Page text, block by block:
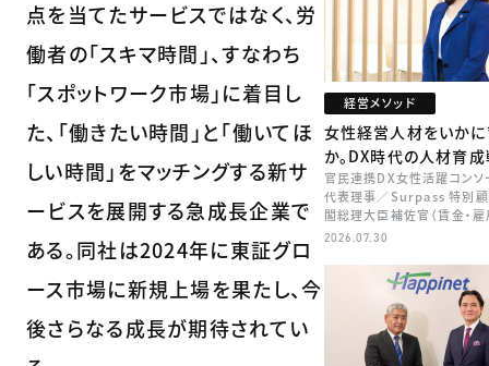
点を当てたサービスではなく、労
働者の「スキマ時間」、すなわち
「スポットワーク市場」に着目し
た、「働きたい時間」と「働いてほ
しい時間」をマッチングする新サ
ービスを展開する急成長企業で
ある。同社は2024年に東証グロ
ース市場に新規上場を果たし、今
後さらなる成長が期待されてい
経営メソッド
女性経営人材をいか
か。DX時代の人材育
官民連携DX女性活躍コンソ
代表理事／Surpass 特別
閣総理大臣補佐官（賃金・雇
矢田 稚子
2026.07.30